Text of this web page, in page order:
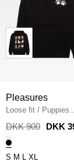
Pleasures
Loose fit / Puppies
Hoodie / BLACK
DKK 900 DKK
S M XL